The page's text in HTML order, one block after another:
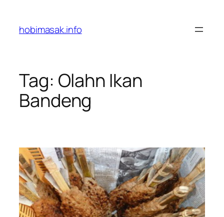
content
hobimasak.info
Tag: Olahn Ikan
Bandeng